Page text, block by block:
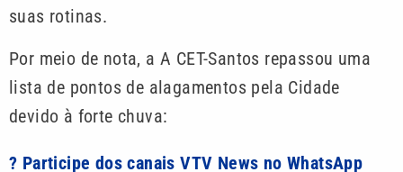
suas rotinas.
Por meio de nota, a A CET-Santos repassou uma
lista de pontos de alagamentos pela Cidade
devido à forte chuva:
? Participe dos canais VTV News no WhatsApp